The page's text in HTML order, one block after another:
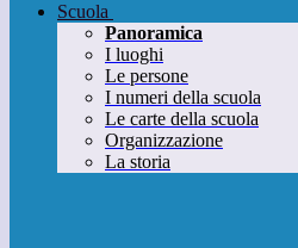
Scuola
Panoramica
I luoghi
Le persone
I numeri della scuola
Le carte della scuola
Organizzazione
La storia